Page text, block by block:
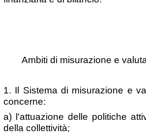
Ambiti di misurazione e
1. Il Sistema di misurazione e
concerne:
a) l'attuazione delle politiche
della collettività;